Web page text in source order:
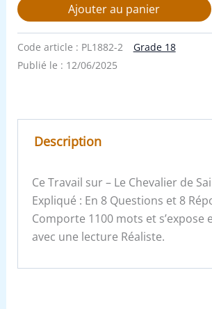
Ajouter au panier
Code article : PL1882-2
Grade 18
Publié le : 12/06/2025
Description
Ce Travail sur – Le Chevalier de
Expliqué : En 8 Questions et 8
Comporte 1100 mots et s’expose
avec une lecture Réaliste.